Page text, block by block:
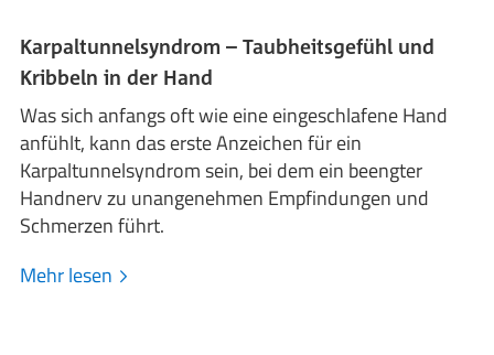
Karpaltunnelsyndrom – Taubheitsgefühl und
Kribbeln in der Hand
Was sich anfangs oft wie eine eingeschlafene Hand
anfühlt, kann das erste Anzeichen für ein
Karpaltunnelsyndrom sein, bei dem ein beengter
Handnerv zu unangenehmen Empfindungen und
Schmerzen führt.
Mehr lesen